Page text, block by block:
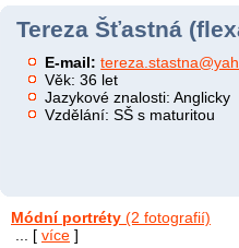
Tereza Šťastná
E-mail:
Věk: 36 let
Jazykové znalosti: Anglicky
Vzdělání: SŠ s maturitou
Módní portréty (2 fotografií)
... [ více ]